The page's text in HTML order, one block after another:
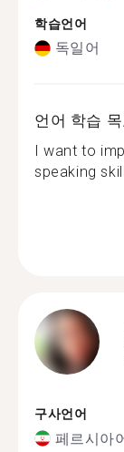
학습언어
독일어
언어 학습
I want to
speaking
구사언어
페르시아